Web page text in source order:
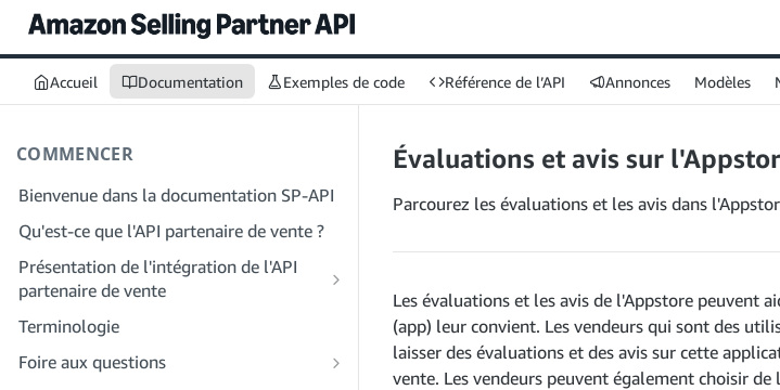
Accueil Documentation Exemples de code Référence de l’API Annonces Modèles
COMMENCER
Bienvenue dans la documentation SP-API
Qu'est-ce que l'API partenaire de vente ?
Présentation de l'intégration de l'API
partenaire de vente
Intégration en tant que développeur
Intégration en tant que fournisseur de
Terminologie
Foire aux questions
Évaluations et avis sur
Parcourez les évaluations et les avis dans
Les évaluations et les avis de l'Appstore peuvent
(app) leur convient. Les vendeurs qui sont des
laisser des évaluations et des avis sur cette
vente. Les vendeurs peuvent également choisir